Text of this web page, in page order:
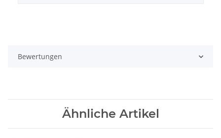
Bewertungen
Ähnliche Artikel